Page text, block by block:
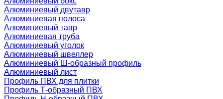
Алюминиевый двутавр
Алюминиевая полоса
Алюминиевый тавр
Алюминиевая труба
Алюминиевый уголок
Алюминиевый швеллер
Алюминиевый Ш-образный профиль
Алюминиевый лист
Профиль ПВХ для плитки
Профиль Т-образный ПВХ